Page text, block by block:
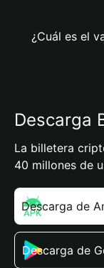
¿Cuál es el
Descarga
La billetera
40 millones de
Descarga de
Descarga de